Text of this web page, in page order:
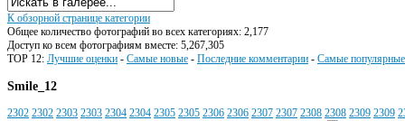
К обзорной странице категории
Общее количество фотографий во всех категориях: 2,177
Доступ ко всем фотографиям вместе: 5,267,305
TOP 12: Лучшие оценки - Самые новые - Последние комментарии - Самые популярные
Smile_12
2302 2302 2303 2303 2304 2304 2305 2305 2306 2306 2307 2307 2308 2308 2309 2309